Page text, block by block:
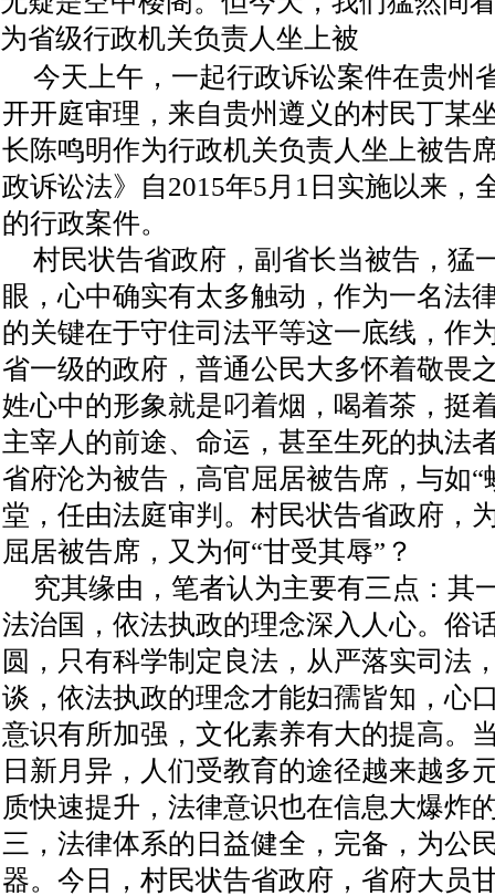
为省级行政机关负责人坐上被
今天上午，一起行政诉讼案件在贵州
开开庭审理，来自贵州遵义的村民丁某
长陈鸣明作为行政机关负责人坐上被告
政诉讼法》自2015年5月1日实施以来，
的行政案件。
村民状告省政府，副省长当被告，猛
眼，心中确实有太多触动，作为一名法
的关键在于守住司法平等这一底线，作
省一级的政府，普通公民大多怀着敬畏
姓心中的形象就是叼着烟，喝着茶，挺
主宰人的前途、命运，甚至生死的执法
省府沦为被告，高官屈居被告席，与如“
堂，任由法庭审判。村民状告省政府，
屈居被告席，又为何“甘受其辱”？
究其缘由，笔者认为主要有三点：其
法治国，依法执政的理念深入人心。俗
圆，只有科学制定良法，从严落实司法
谈，依法执政的理念才能妇孺皆知，心
意识有所加强，文化素养有大的提高。
日新月异，人们受教育的途径越来越多
质快速提升，法律意识也在信息大爆炸
三，法律体系的日益健全，完备，为公
器。今日，村民状告省政府，省府大员